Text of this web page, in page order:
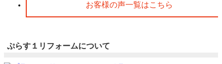
お客様の声一覧はこちら
ぷらす１リフォームについて